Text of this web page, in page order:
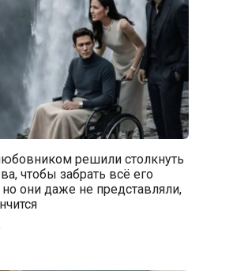
решили столкнуть
чтобы забрать всё его
они даже не представляли,